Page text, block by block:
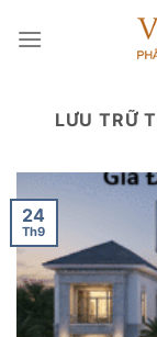
qua
LƯU TRỮ
24
Th9